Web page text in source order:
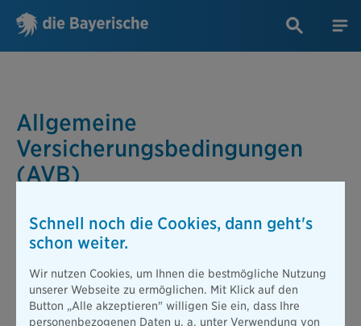
Allgemeine
Versicherungsbedingungen
(AVB)
DieAllgemeinen Versicherungsbedingungen (AVB)bilden
das Fundament jedes Versicherungsvertrags und regeln das
Versicherungsgesellschaft. Innerhalb derAllgemeinen
Versicherungsbedingungen (AVB)sind sämtliche
vertraglichen Rechte und Pflichten beider Parteien – sowohl
Schnell noch die Cookies, dann geht's
schon weiter.
Wir nutzen Cookies, um Ihnen die bestmögliche Nutzung
unserer Webseite zu ermöglichen. Mit Klick auf den
Button „Alle akzeptieren" willigen Sie ein, dass Ihre
personenbezogenen Daten u. a. unter Verwendung von